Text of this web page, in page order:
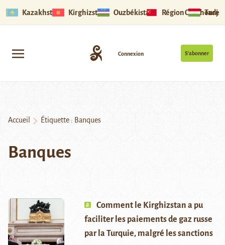
Kazakhstan Kirghizstan Ouzbékistan Région Ouïghoure
S’abonner
Connexion
Accueil Étiquette : Banques
Banques
Comment le Kirghizstan a pu
faciliter les paiements de gaz russe
par la Turquie, malgré les sanctions